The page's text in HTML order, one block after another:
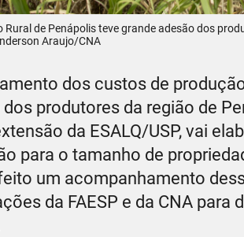
Rural de Penápolis teve grande adesão dos
Araujo/CNA
dos custos de
produtores da região de
da ESALQ/USP, vai
para o tamanho de
um acompanhamento
da FAESP e da CNA